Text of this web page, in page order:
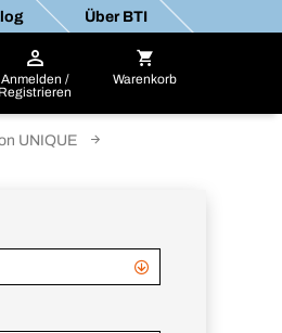
Über BTI
Anmelden /
Registrieren
Warenkorb
UNIQUE